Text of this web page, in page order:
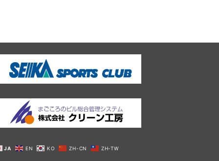
JA EN KO ZH-CN ZH-TW